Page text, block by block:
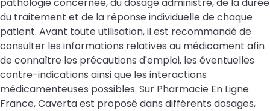
pathologie concernée, du dosage administré, de la durée
du traitement et de la réponse individuelle de chaque
patient. Avant toute utilisation, il est recommandé de
consulter les informations relatives au médicament afin
de connaître les précautions d'emploi, les éventuelles
contre-indications ainsi que les interactions
médicamenteuses possibles. Sur Pharmacie En Ligne
France, Caverta est proposé dans différents dosages,